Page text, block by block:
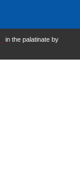
in the palatinate by